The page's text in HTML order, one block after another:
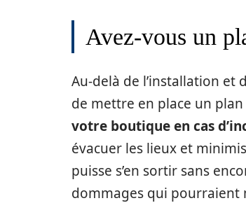
Avez-vous un
Au-delà de l’installation et
de mettre en place un
votre boutique en cas
évacuer les lieux et
puisse s’en sortir sans
dommages qui pourraient